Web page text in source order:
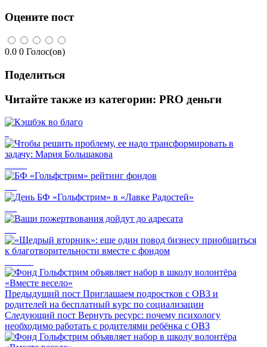
Оцените пост
0.0 0 Голос(ов)
Поделиться
Читайте также из категории: PRO деньги
Предыдущий пост Приглашаем подростков с ОВЗ и
родителей на бесплатный курс по социализации
Следующий пост Вернуть ресурс: почему психологу
необходимо работать с родителями ребёнка с ОВЗ